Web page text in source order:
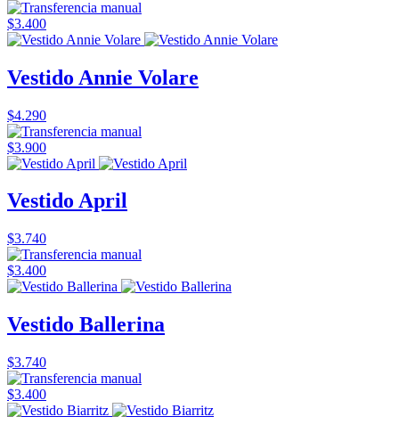
$3.400
Vestido Annie Volare
$4.290
$3.900
Vestido April
$3.740
$3.400
Vestido Ballerina
$3.740
$3.400